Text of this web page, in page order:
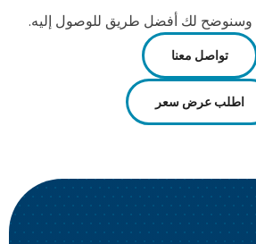
وسنوضح لك أفضل طريق للوصول إليه.
تواصل معنا
اطلب عرض سعر